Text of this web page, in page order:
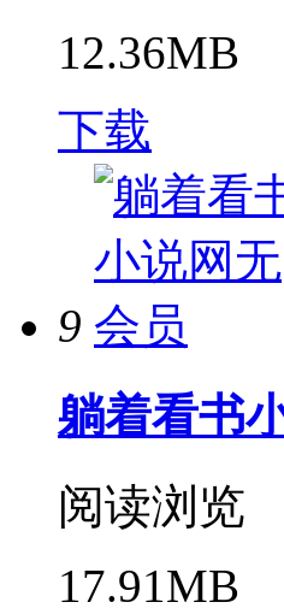
12.36MB
下载
9
躺着看书
阅读浏览
17.91MB